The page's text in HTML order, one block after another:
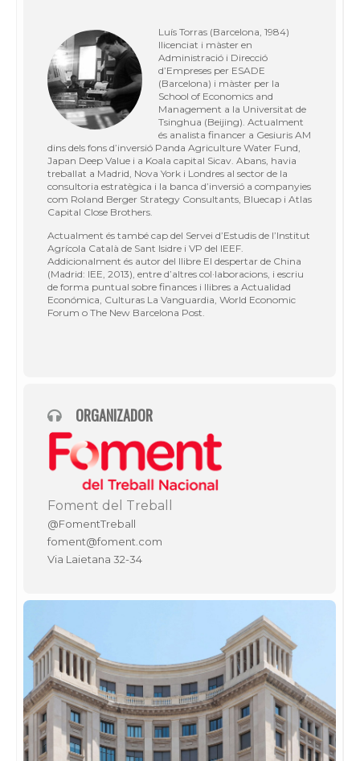
Luís Torras (Barcelona, 1984)
llicenciat i màster en
Administració i Direcció
d’Empreses per ESADE
(Barcelona) i màster per la
School of Economics and
Management a la Universitat de
Tsinghua (Beijing). Actualment
és analista financer a Gesiuris AM
dins dels fons d’inversió Panda Agriculture Water Fund,
Japan Deep Value i a Koala capital Sicav. Abans, havia
treballat a Madrid, Nova York i Londres al sector de la
consultoria estratègica i la banca d’inversió a companyies
com Roland Berger Strategy Consultants, Bluecap i Atlas
Capital Close Brothers.
Actualment és també cap del Servei d’Estudis de l’Institut
Agrícola Català de Sant Isidre i VP del IEEF.
Addicionalment és autor del llibre El despertar de China
(Madrid: IEE, 2013), entre d’altres col·laboracions, i escriu
de forma puntual sobre finances i llibres a Actualidad
Económica, Culturas La Vanguardia, World Economic
Forum o The New Barcelona Post.
ORGANIZADOR
Foment del Treball
@FomentTreball
foment@foment.com
Via Laietana 32-34